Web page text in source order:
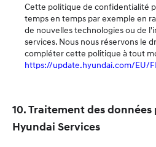
Cette politique de confidentialité
temps en temps par exemple en
de nouvelles technologies ou de
services. Nous nous réservons le
compléter cette politique à tout
https://update.hyundai.com/EU/
10. Traitement des
Hyundai Services